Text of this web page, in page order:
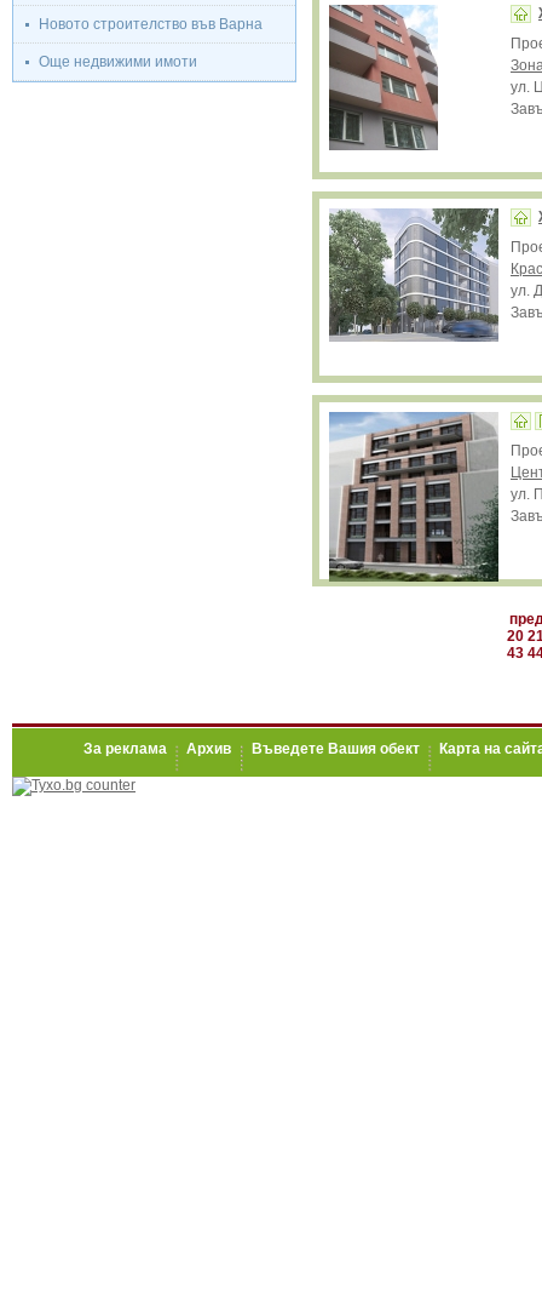
Новото строителство във Варна
Още недвижими имоти
ул.
ул.
ул.
20
43
За реклама Архив Въведете Вашия обект Карта на